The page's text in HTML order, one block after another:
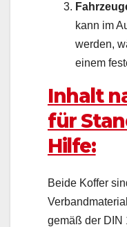
kann im
werden,
einem
Inhalt
für
Hilfe:
Beide Koffer
gemäß der DIN